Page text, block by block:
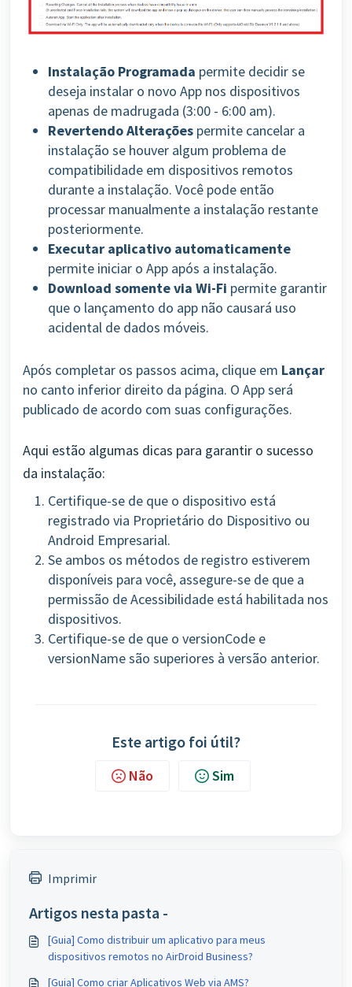
Instalação Programada permite decidir se
deseja instalar o novo App nos dispositivos
apenas de madrugada (3:00 - 6:00 am).
Revertendo Alterações permite cancelar a
instalação se houver algum problema de
compatibilidade em dispositivos remotos
durante a instalação. Você pode então
processar manualmente a instalação restante
posteriormente.
Executar aplicativo automaticamente
permite iniciar o App após a instalação.
Download somente via Wi-Fi permite garantir
que o lançamento do app não causará uso
acidental de dados móveis.
Após completar os passos acima, clique em Lançar
no canto inferior direito da página. O App será
publicado de acordo com suas configurações.
Aqui estão algumas dicas para garantir o sucesso
da instalação:
Certifique-se de que o dispositivo está
registrado via Proprietário do Dispositivo ou
Android Empresarial.
Se ambos os métodos de registro estiverem
disponíveis para você, assegure-se de que a
permissão de Acessibilidade está habilitada nos
dispositivos.
Certifique-se de que o versionCode e
versionName são superiores à versão anterior.
Este artigo foi útil?
Não Sim
Imprimir
Artigos nesta pasta -
[Guia] Como distribuir um aplicativo para meus
dispositivos remotos no AirDroid Business?
[Guia] Como criar Aplicativos Web via AMS?